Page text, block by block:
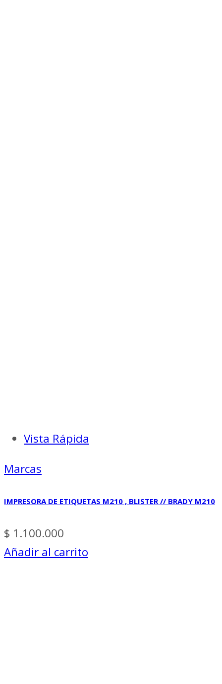
Vista Rápida
Marcas
IMPRESORA DE ETIQUETAS M210 , BLISTER // BRADY M210
$ 1.100.000
Añadir al carrito